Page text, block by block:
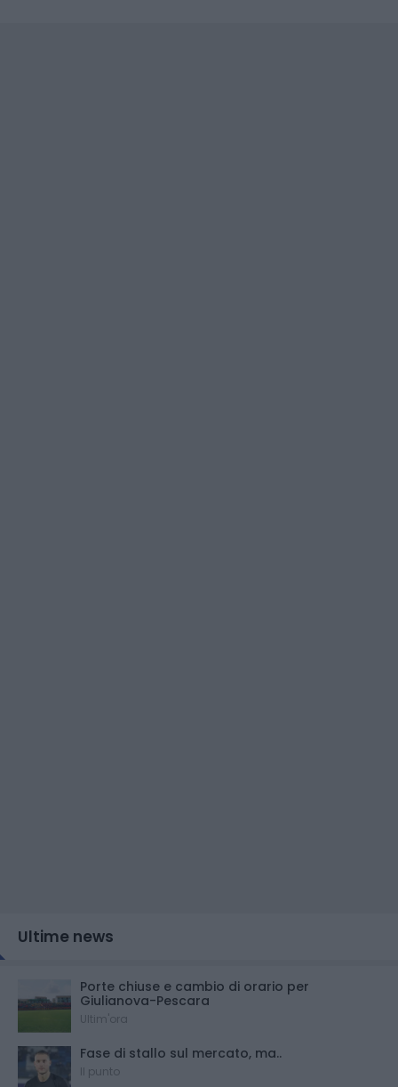
Ultime news
Porte chiuse e cambio di orario per
Giulianova-Pescara
Ultim'ora
Fase di stallo sul mercato, ma..
Il punto